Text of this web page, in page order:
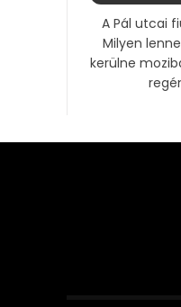
A Pál utcai
Milyen
kerülne